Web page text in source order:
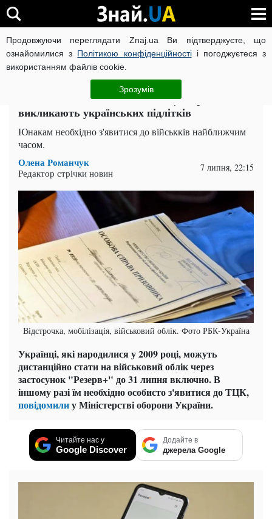
Продовжуючи переглядати Znaj.ua Ви підтверджуєте, що
ознайомилися з Політикою конфіденційностіі погоджуєтеся з
використанням файлів cookie.
Зрозумів
ВІЙНА РОСІЇ ПРОТИ УКРАЇНИ КОРОНАВІРУС В УКРАЇНІ
ЧИТАТЬ НА РУССКОМ
Залишилось кілька тижнів: ТЦК терміново
викликають українських підлітків
Юнакам необхідно з'явитися до військків найближчим
часом.
Олена Романчук
Редактор стрічки новин 7 липня, 22:15
Відстрочка, мобілізація, військовий облік. Фото РБК-Україна
Українці, які народилися у 2009 році, можуть
дистанційно стати на військовий облік через
застосунок "Резерв+" до 31 липня включно. В
іншому разі їм необхідно особисто з'явитися до ТЦК,
повідомилиу Міністерстві оборони України.
Читайте нас у
Google Discover
Додайте в
джерела Google